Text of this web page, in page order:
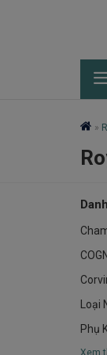
»
Loại
Phụ
Xem